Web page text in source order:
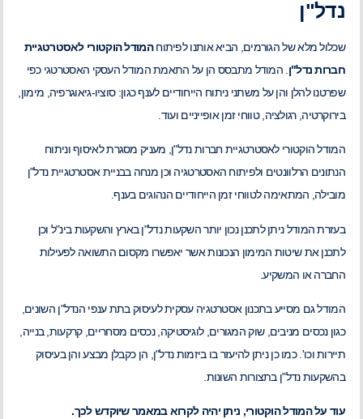
נדל"ן
שכלול מלא של הגורמים, הביא אותנו לפיתוחהמודל הוקטורי לאסטרטגיית
חברות נדל"ן . המודל מתבסס הן על התאמת המודל העסקי האסטרטגי כפי
שפרטנו להלן והן על משתני ניתוח הייחודיים לענף כגון: סוציו-גיאוגרפיה, מימון,
בירוקרטיה, רגולציה, טווחי זמן אופייניים ועוד.
המודל הוקטורי לאסטרטגיית חברות נדל"ן, מעניק מסגרת לאיסוף וניתוח
הנתונים הרלוונטים ולפיתוח האסטרטגיה וכן מנחה בבניית אסטרטגיית נדל"ן
מובילה, המתאימה לטווחי זמן הייחודיים הנהוגים בענף.
בעזרת המודל ניתן לתכנן נכון יותר השקעות נדל"ן בארץ והשקעות בינ"ל וכן
לתכנן את שיטות המימון הנכונות אשר יאפשרו מקסום התשואה לפעילות
החברה או המשקיע.
המודל גם מסייע בתכנון אסטרטגיה עסקית לעיסוק בתת ענפי הנדל"ן השונים,
כגון נכסים מניבים, שוק המגורים, לוגיסטיקה, נכסים מסחריים, קרקעות, בנייה,
תיירות וכו'. כמו כן ניתן להיעזר בו ביזמות נדל"ן, הן כקבלן מבצע והן בעיסוק
בהשקעות נדל"ן בתצורות השונות.
עוד על המודל הוקטורי, ניתן יהיה לקרוא במאמר שיוקדש לכך.